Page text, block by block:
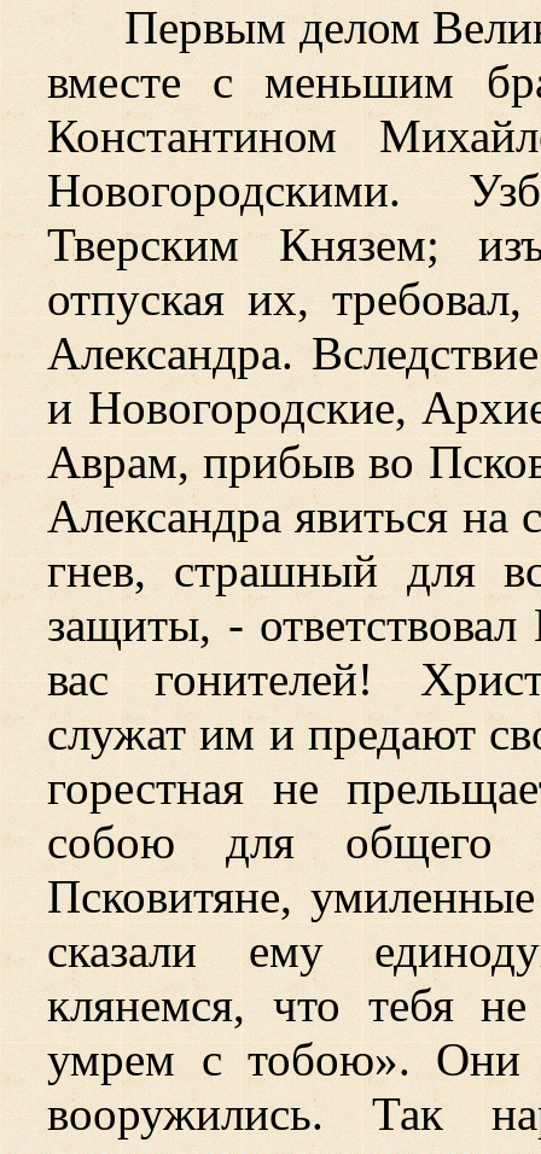
Первым делом
вместе с меньшим
Константином
Новогородскими.
Тверским Князем;
отпуская их,
Александра.
и Новогородские,
Аврам, прибыв во
Александра явиться на
гнев, страшный для
защиты, -
вас гонителей!
служат им и предают
горестная не
собою для общего
Псковитяне,
сказали ему
клянемся, что тебя
умрем с тобою». Они
вооружились. Так